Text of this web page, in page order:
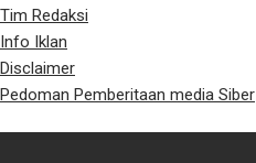
Tim Redaksi
Info Iklan
Disclaimer
Pedoman Pemberitaan media Siber